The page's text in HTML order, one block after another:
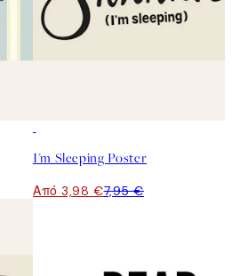
I'm Sleeping Poster
Από 3,98 €7,95 €